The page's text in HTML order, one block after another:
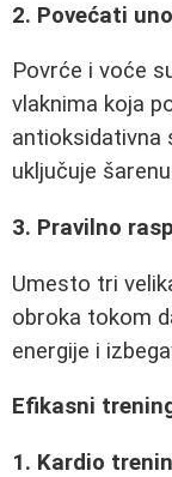
2. Povećati
Povrće i voće
vlaknima koja
antioksidativna
uključuje
3. Pravilno
Umesto tri
obroka tokom
energije i
Efikasni
1. Kardio